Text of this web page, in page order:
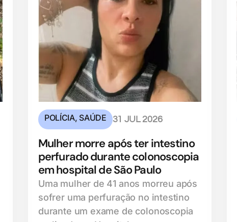
POLÍCIA, SAÚDE 31 JUL 2026
Mulher morre após ter intestino
perfurado durante colonoscopia
em hospital de São Paulo
Uma mulher de 41 anos morreu após
sofrer uma perfuração no intestino
durante um exame de colonoscopia